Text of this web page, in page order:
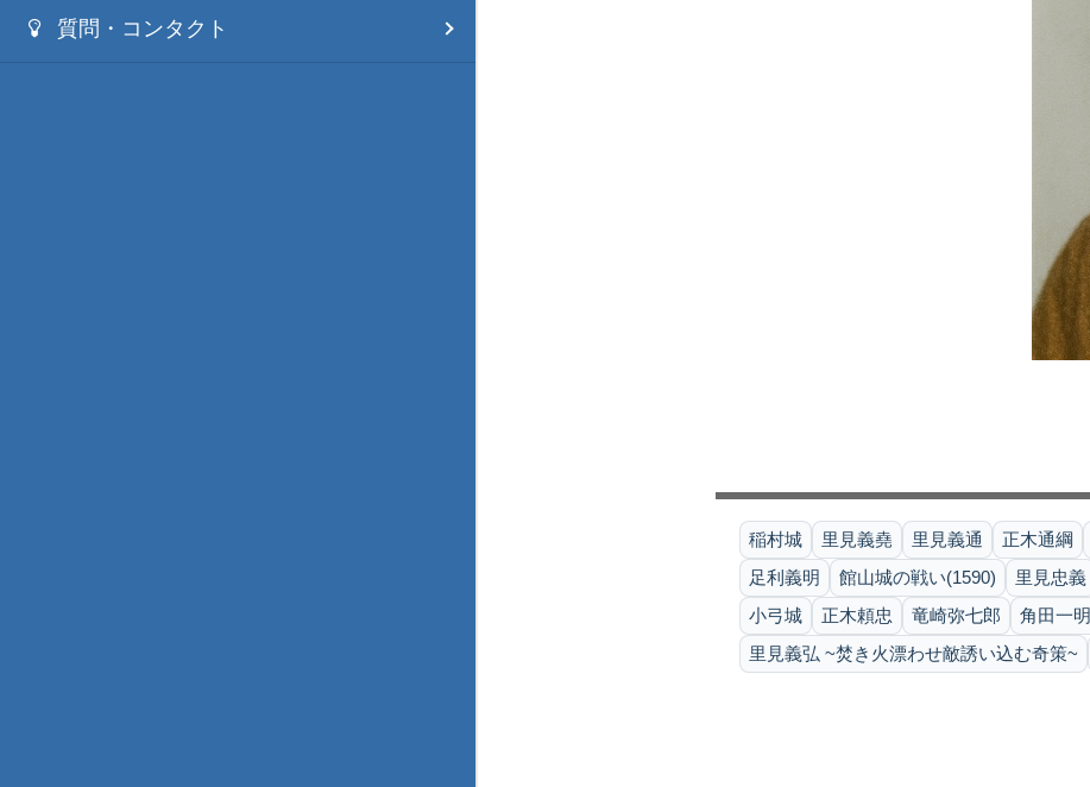
質問・コンタクト
稲村城 里見義堯 里見義通 正木通綱
足利義明
館山城の戦い(1590) 里見忠義
小弓城
正木頼忠 竜崎弥七郎 角田一明
里見義弘 ~焚き火漂わせ敵誘い込む奇策~